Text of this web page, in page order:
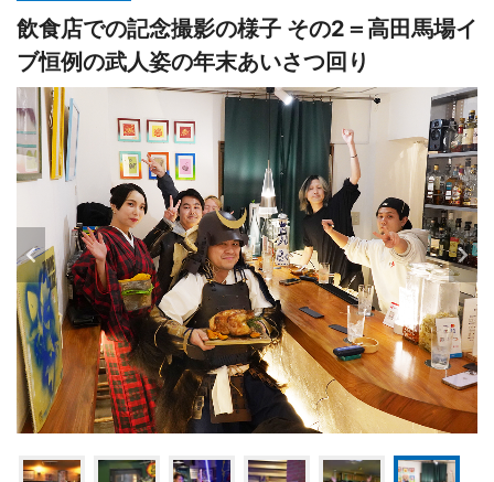
飲食店での記念撮影の様子 その2＝高田馬場イ
ブ恒例の武人姿の年末あいさつ回り